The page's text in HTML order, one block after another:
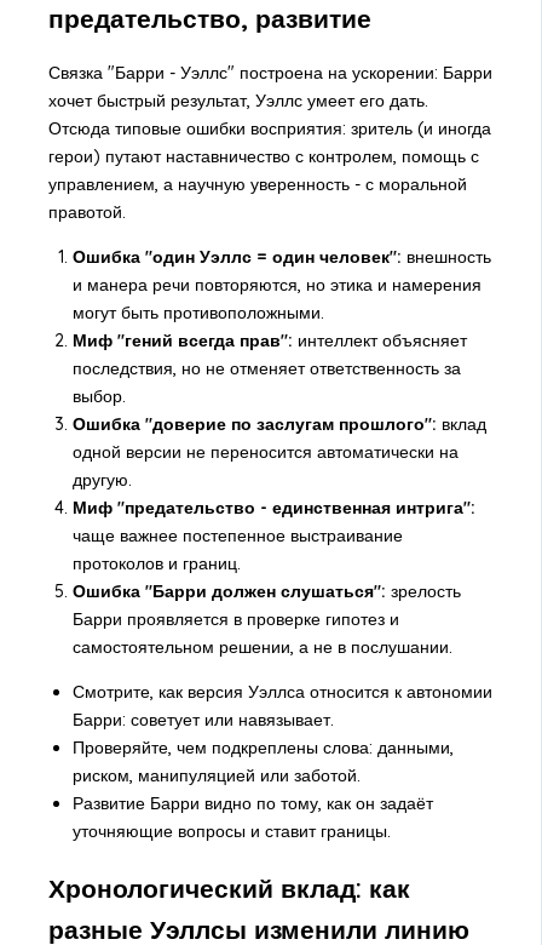
предательство, развитие
Связка "Барри - Уэллс" построена на ускорении: Барри
хочет быстрый результат, Уэллс умеет его дать.
Отсюда типовые ошибки восприятия: зритель (и иногда
герои) путают наставничество с контролем, помощь с
управлением, а научную уверенность - с моральной
правотой.
Ошибка "один Уэллс = один человек": внешность
и манера речи повторяются, но этика и намерения
могут быть противоположными.
Миф "гений всегда прав": интеллект объясняет
последствия, но не отменяет ответственность за
выбор.
Ошибка "доверие по заслугам прошлого": вклад
одной версии не переносится автоматически на
другую.
Миф "предательство - единственная интрига":
чаще важнее постепенное выстраивание
протоколов и границ.
Ошибка "Барри должен слушаться": зрелость
Барри проявляется в проверке гипотез и
самостоятельном решении, а не в послушании.
Смотрите, как версия Уэллса относится к автономии
Барри: советует или навязывает.
Проверяйте, чем подкреплены слова: данными,
риском, манипуляцией или заботой.
Развитие Барри видно по тому, как он задаёт
уточняющие вопросы и ставит границы.
Хронологический вклад: как
разные Уэллсы изменили линию